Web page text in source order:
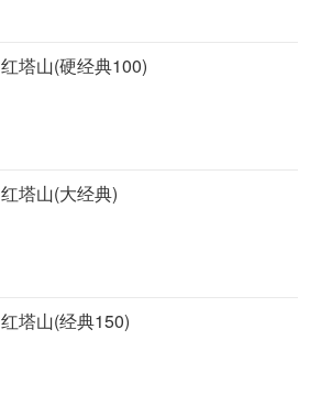
红塔山(硬经典100)
红塔山(大经典)
红塔山(经典150)